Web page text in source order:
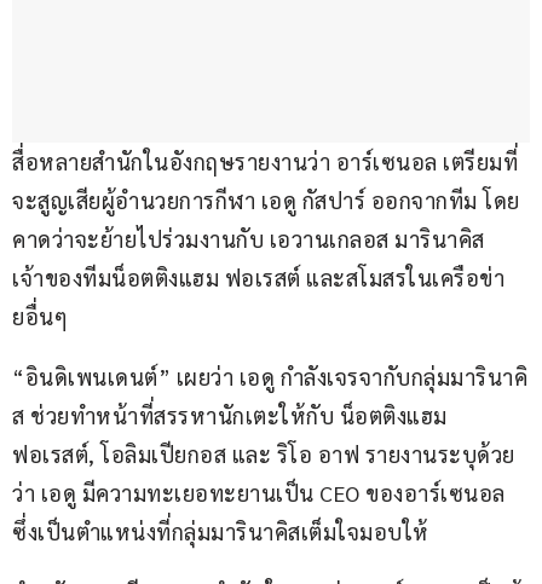
สื่อหลายสำนักในอังกฤษรายงานว่า อาร์เซนอล เตรียมที่
จะสูญเสียผู้อำนวยการกีฬา เอดู กัสปาร์ ออกจากทีม โดย
คาดว่าจะย้ายไปร่วมงานกับ เอวานเกลอส มารินาคิส
เจ้าของทีมน็อตติงแฮม ฟอเรสต์ และสโมสรในเครือข่า
ยอื่นๆ
“อินดิเพนเดนต์” เผยว่า เอดู กำลังเจรจากับกลุ่มมารินาคิ
ส ช่วยทำหน้าที่สรรหานักเตะให้กับ น็อตติงแฮม
ฟอเรสต์, โอลิมเปียกอส และ ริโอ อาฟ รายงานระบุด้วย
ว่า เอดู มีความทะเยอทะยานเป็น CEO ของอาร์เซนอล
ซึ่งเป็นตำแหน่งที่กลุ่มมารินาคิสเต็มใจมอบให้